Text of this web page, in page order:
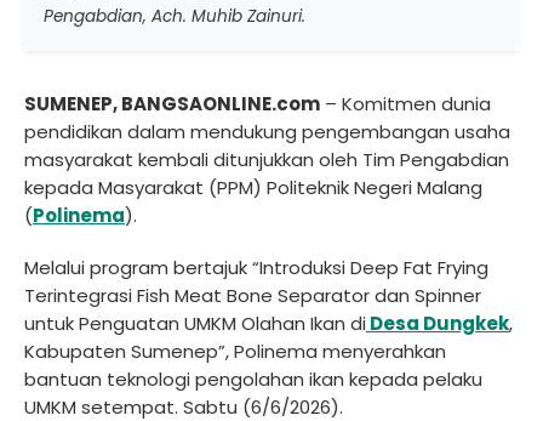
Pengabdian, Ach. Muhib Zainuri.
SUMENEP, BANGSAONLINE.com – Komitmen dunia
pendidikan dalam mendukung pengembangan usaha
masyarakat kembali ditunjukkan oleh Tim Pengabdian
kepada Masyarakat (PPM) Politeknik Negeri Malang
(Polinema).
Melalui program bertajuk “Introduksi Deep Fat Frying
Terintegrasi Fish Meat Bone Separator dan Spinner
untuk Penguatan UMKM Olahan Ikan di Desa Dungkek,
Kabupaten Sumenep”, Polinema menyerahkan
bantuan teknologi pengolahan ikan kepada pelaku
UMKM setempat. Sabtu (6/6/2026).